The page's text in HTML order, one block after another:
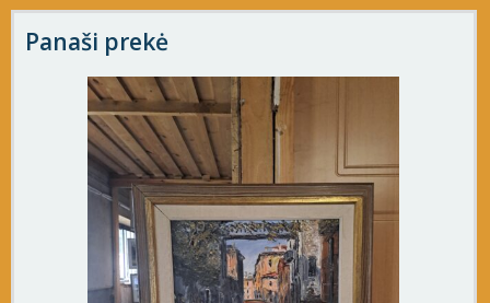
Panaši prekė